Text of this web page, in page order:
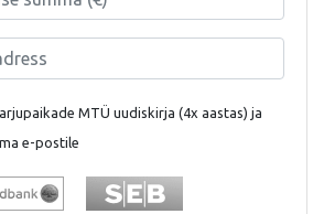
MTÜ uudiskirja (4x aastas) ja
e-postile